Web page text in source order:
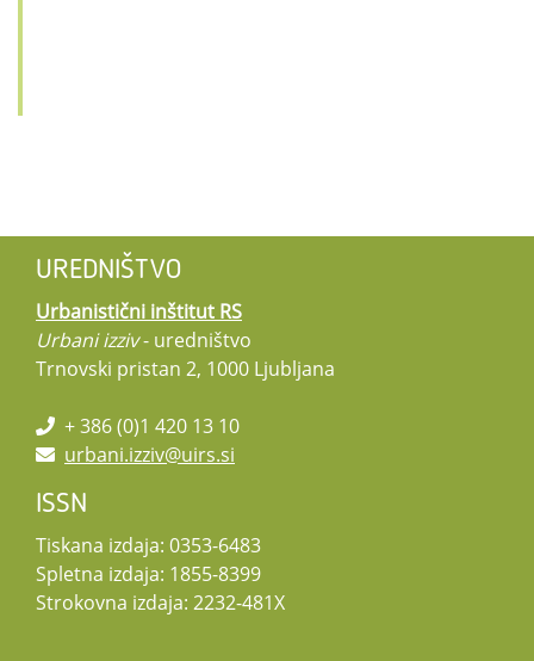
UREDNIŠTVO
Urbanistični inštitut RS
Urbani izziv- uredništvo
Trnovski pristan 2, 1000 Ljubljana
+ 386 (0)1 420 13 10
urbani.izziv@uirs.si
ISSN
Tiskana izdaja: 0353-6483
Spletna izdaja: 1855-8399
Strokovna izdaja: 2232-481X